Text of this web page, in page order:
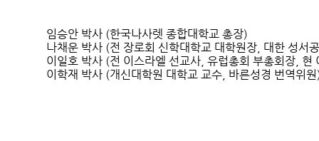
임승안 박사 (한국나사렛 종합대학교 총장)
나채운 박사 (전 장로회 신학대학교 대학원장, 대한 성서
이일호 박사 (전 이스라엘 선교사, 유럽총회 부총회장, 현